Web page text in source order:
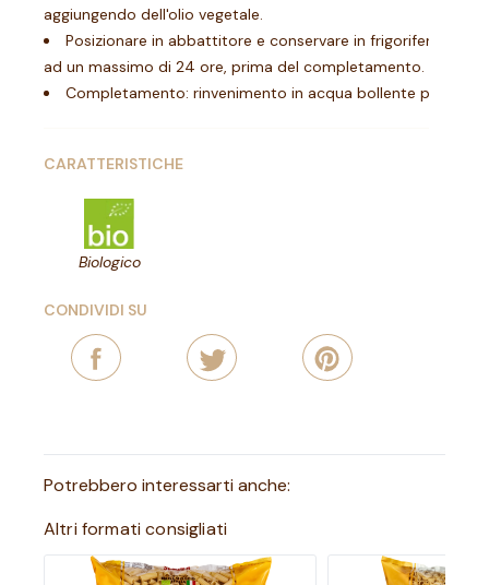
aggiungendo dell'olio vegetale.
Posizionare in abbattitore e conservare in frigorifero da 0-
ad un massimo di 24 ore, prima del completamento.
Completamento: rinvenimento in acqua bollente per 40-
CARATTERISTICHE
Biologico
CONDIVIDI SU
Potrebbero interessarti anche:
Altri formati consigliati